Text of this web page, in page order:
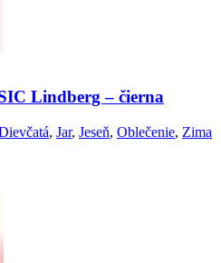
Lindberg – čierna
, Jar, Jeseň, Oblečenie, Zima